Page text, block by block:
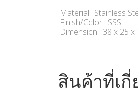
Material: Stainless
Finish/Color: SSS
Dimension: 38 x 25 x
สินค้าที่เกี่